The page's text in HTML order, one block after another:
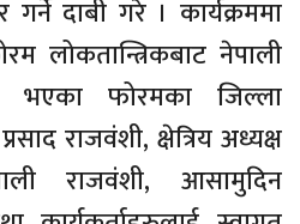
गर्ने दाबी गरे । कार्यक्रममा
लोकतान्त्रिकबाट नेपाली
भएका फोरमका जिल्ला
राजवंशी, क्षेत्रिय अध्यक्ष
राजवंशी, आसामुदिन